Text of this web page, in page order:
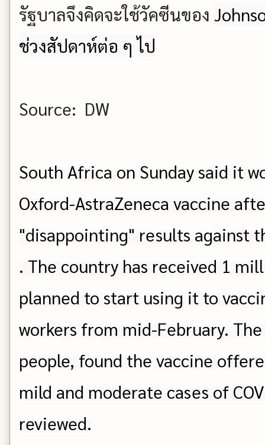
รัฐบาลจึงคิดจะใช้วัคซีนของ
ช่วงสัปดาห์ต่อ ๆ ไป
Source: DW
South Africa on Sunday said it
Oxford-AstraZeneca vaccine
"disappointing" results against
. The country has received 1
planned to start using it to
workers from mid-February.
people, found the vaccine
mild and moderate cases of
reviewed.